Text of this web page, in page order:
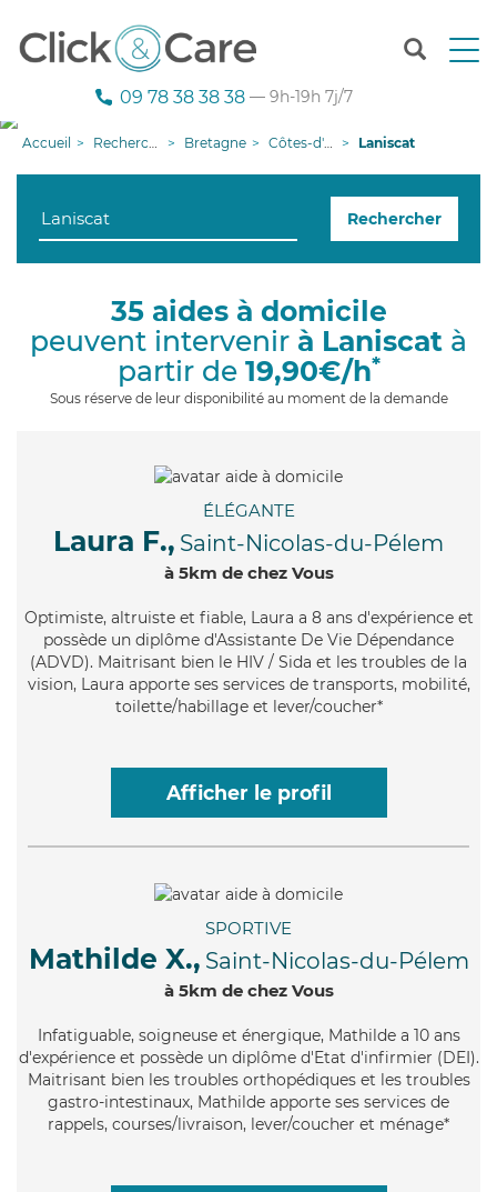
T
n
g
i
09 78 38 38 38 — 9h-19h 7j/7
Accueil Recherche aide à domicile Bretagne Côtes-d'armor Laniscat
Rechercher
35 aides à domicile
peuvent intervenir à Laniscat à
partir de 19,90€/h*
Sous réserve de leur disponibilité au moment de la demande
ÉLÉGANTE
Laura F., Saint-Nicolas-du-Pélem
à 5km de chez Vous
Optimiste, altruiste et fiable, Laura a 8 ans d'expérience et
possède un diplôme d'Assistante De Vie Dépendance
(ADVD). Maitrisant bien le HIV / Sida et les troubles de la
vision, Laura apporte ses services de transports, mobilité,
toilette/habillage et lever/coucher*
Afficher le profil
SPORTIVE
Mathilde X., Saint-Nicolas-du-Pélem
à 5km de chez Vous
Infatiguable, soigneuse et énergique, Mathilde a 10 ans
d'expérience et possède un diplôme d'Etat d'infirmier (DEI).
Maitrisant bien les troubles orthopédiques et les troubles
gastro-intestinaux, Mathilde apporte ses services de
rappels, courses/livraison, lever/coucher et ménage*